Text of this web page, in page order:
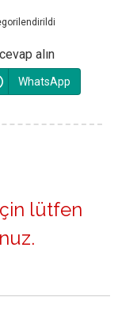
alın
WhatsApp
lütfen
.